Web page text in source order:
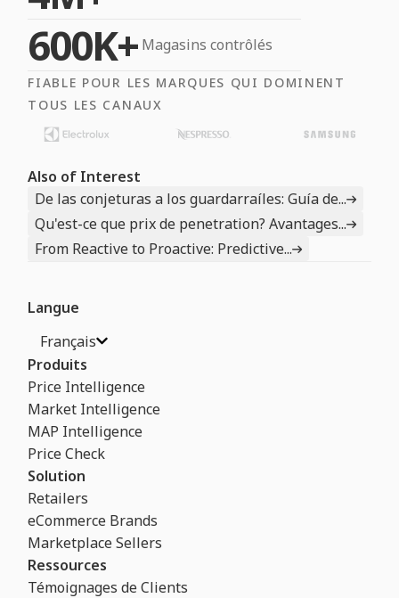
600K+ Magasins contrôlés
FIABLE POUR LES MARQUES QUI DOMINENT
TOUS LES CANAUX
Also of Interest
De las conjeturas a los guardarraíles: Guía de...
Qu'est-ce que prix de penetration? Avantages...
From Reactive to Proactive: Predictive...
Langue
Français
Produits
Price Intelligence
Market Intelligence
MAP Intelligence
Price Check
Solution
Retailers
eCommerce Brands
Marketplace Sellers
Ressources
Témoignages de Clients